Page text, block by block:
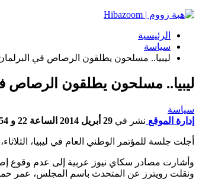
الرئيسية
سياسة
ليبيا.. مسلحون يطلقون الرصاص في
ليبيا.. مسلحون يطلقون الرصاص
سياسة
إدارة الموقع نشر في 29 أبريل 2014 الساعة 22 و 54 دقيقة
أجلت جلسة للمؤتمر الوطني العام في ليبيا،
وأشارت مصادر سكاي نيوز عربية إلى عدم وقوع
ونقلت رويترز عن المتحدث باسم المجلس، عمر